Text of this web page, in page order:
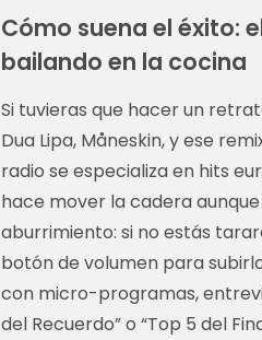
Cómo suena el éxito:
bailando en la cocina
Si tuvieras que hacer un
Dua Lipa, Måneskin, y ese
radio se especializa en hits
hace mover la cadera
aburrimiento: si no estás
botón de volumen para
con micro-programas,
del Recuerdo” o “Top 5 del